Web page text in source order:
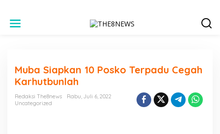
Muba Siapkan 10 Posko Terpadu Cegah
Karhutbunlah
Redaksi The8news
Rabu, Juli 6, 2022
Uncategorized